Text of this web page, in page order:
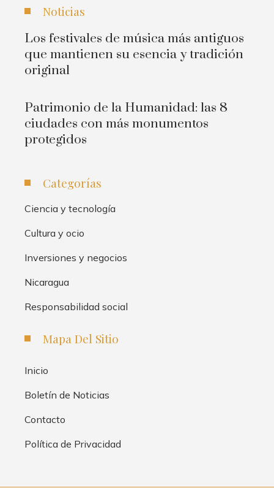
Noticias
Los festivales de música más antiguos
que mantienen su esencia y tradición
original
Patrimonio de la Humanidad: las 8
ciudades con más monumentos
protegidos
Categorías
Ciencia y tecnología
Cultura y ocio
Inversiones y negocios
Nicaragua
Responsabilidad social
Mapa Del Sitio
Inicio
Boletín de Noticias
Contacto
Política de Privacidad